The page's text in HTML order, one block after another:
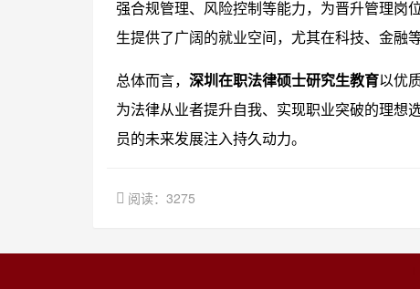
强合规管理、风险控制等能力，为晋升管理岗
生提供了广阔的就业空间，尤其在科技、金融
总体而言， 深圳在职法律硕士研究生教育以优
为法律从业者提升自我、实现职业突破的理想
员的未来发展注入持久动力。
阅读：3275